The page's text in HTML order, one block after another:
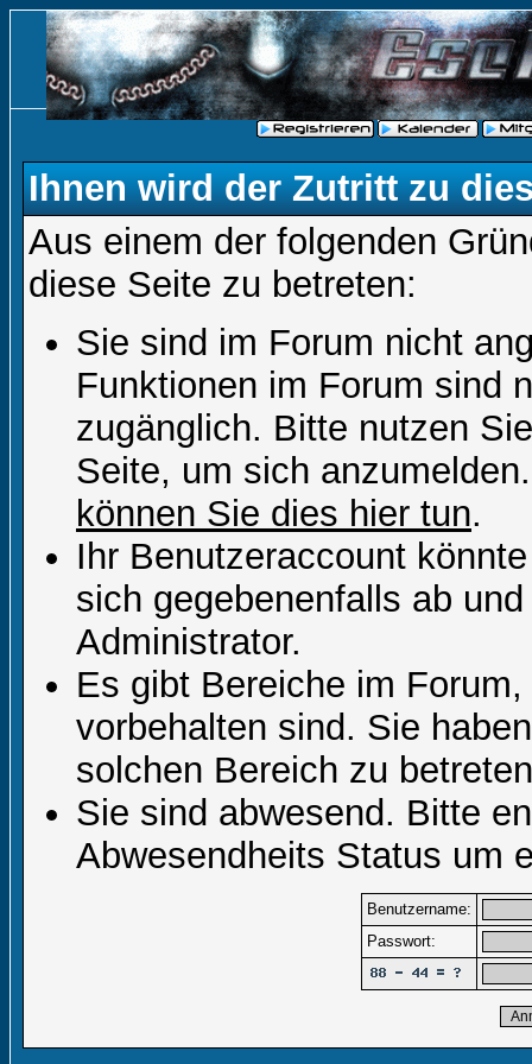
Ihnen wird der Zutritt zu
Aus einem der folgenden
diese Seite zu betreten:
Sie sind im Forum nicht
Funktionen im Forum sind
zugänglich. Bitte nutzen
Seite, um sich
können Sie dies hier tun.
Ihr Benutzeraccount
sich gegebenenfalls ab
Administrator.
Es gibt Bereiche im
vorbehalten sind. Sie
solchen Bereich zu
Sie sind abwesend. Bitte
Abwesendheits Status um
Benutzername:
Passwort: